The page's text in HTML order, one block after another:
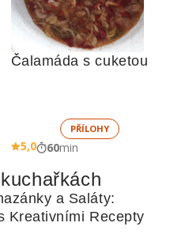
Čalamáda s cuketou
PŘÍLOHY
5,0 60min
a Saláty:
Kreativními Recepty